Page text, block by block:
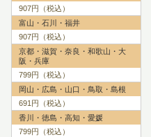
907円（税込）
富山・石川・福井
907円（税込）
京都・滋賀・奈良・和歌山・大
阪・兵庫
799円（税込）
岡山・広島・山口・鳥取・島根
691円（税込）
香川・徳島・高知・愛媛
799円（税込）